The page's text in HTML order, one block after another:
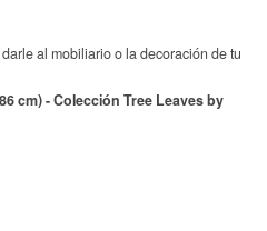
al mobiliario o la decoración de tu
cm) - Colección Tree Leaves by